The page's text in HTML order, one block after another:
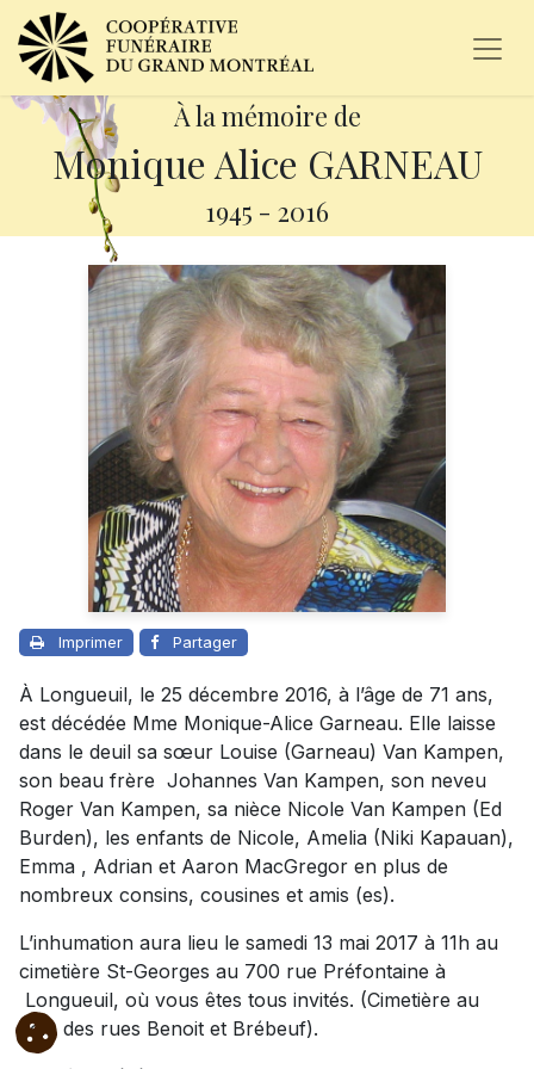
À la mémoire de
Monique Alice GARNEAU
1945 - 2016
Imprimer Partager
À Longueuil, le 25 décembre 2016, à l’âge de 71 ans,
est décédée Mme Monique-Alice Garneau. Elle laisse
dans le deuil sa sœur Louise (Garneau) Van Kampen,
son beau frère Johannes Van Kampen, son neveu
Roger Van Kampen, sa nièce Nicole Van Kampen (Ed
Burden), les enfants de Nicole, Amelia (Niki Kapauan),
Emma , Adrian et Aaron MacGregor en plus de
nombreux consins, cousines et amis (es).
L’inhumation aura lieu le samedi 13 mai 2017 à 11h au
cimetière St-Georges au 700 rue Préfontaine à
Longueuil, où vous êtes tous invités. (Cimetière au
coin des rues Benoit et Brébeuf).